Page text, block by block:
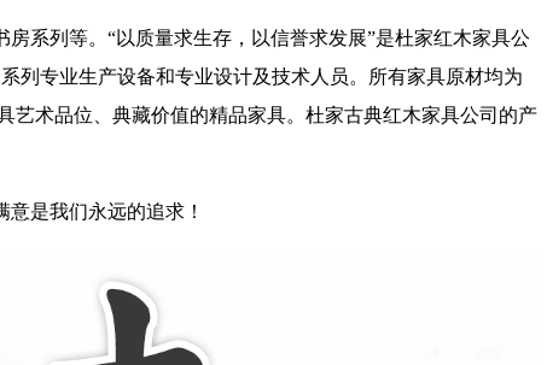
系列等。“以质量求生存，以信誉求发展”是杜家红木家具公
专业生产设备和专业设计及技术人员。所有家具原材均为
术品位、典藏价值的精品家具。杜家古典红木家具公司的产
是我们永远的追求！